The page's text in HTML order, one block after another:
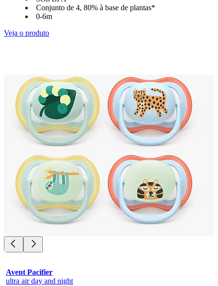
Conjunto de 4, 80% à base de plantas*
0-6m
Veja o produto
Avent Pacifier
ultra air day and night